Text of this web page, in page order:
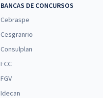
BANCAS DE CONCURSOS
Cebraspe
Cesgranrio
Consulplan
FCC
FGV
Idecan